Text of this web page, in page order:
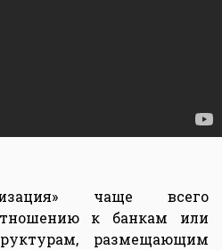
чаще всего
к банкам или
размещающим